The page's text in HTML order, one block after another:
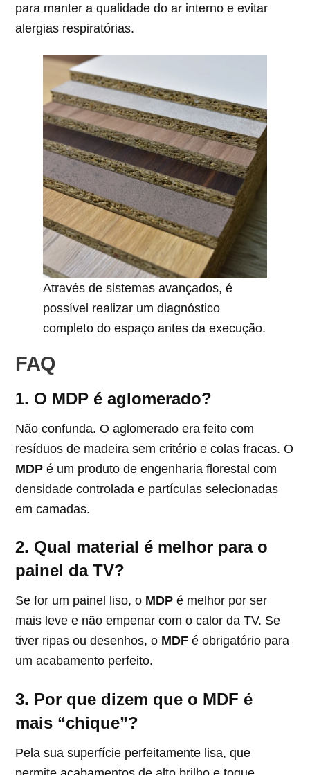
para manter a qualidade do ar interno e evitar
alergias respiratórias.
Através de sistemas avançados, é
possível realizar um diagnóstico
completo do espaço antes da execução.
FAQ
1. O MDP é aglomerado?
Não confunda. O aglomerado era feito com
resíduos de madeira sem critério e colas fracas. O
MDP é um produto de engenharia florestal com
densidade controlada e partículas selecionadas
em camadas.
2. Qual material é melhor para o
painel da TV?
Se for um painel liso, o MDP é melhor por ser
mais leve e não empenar com o calor da TV. Se
tiver ripas ou desenhos, o MDF é obrigatório para
um acabamento perfeito.
3. Por que dizem que o MDF é
mais “chique”?
Pela sua superfície perfeitamente lisa, que